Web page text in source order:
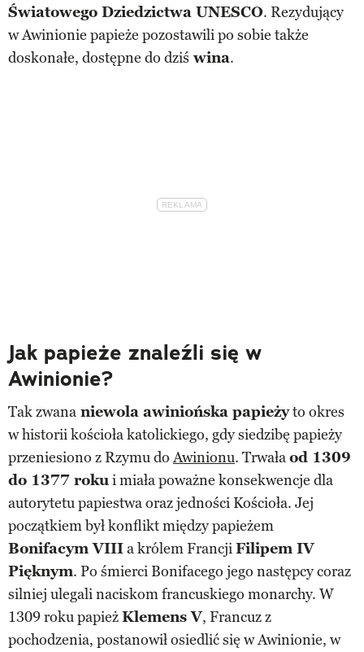
Światowego Dziedzictwa UNESCO. Rezydujący
w Awinionie papieże pozostawili po sobie także
doskonałe, dostępne do dziś wina.
Jak papieże znaleźli się w
Awinionie?
Tak zwana niewola awiniońska papieżyto okres
w historii kościoła katolickiego, gdy siedzibę papieży
przeniesiono z Rzymu doAwinionu. Trwałaod 1309
do 1377 rokui miała poważne konsekwencje dla
autorytetu papiestwa oraz jedności Kościoła. Jej
początkiem był konflikt między papieżem
Bonifacym VIIIa królem FrancjiFilipem IV
Pięknym. Po śmierci Bonifacego jego następcy coraz
silniej ulegali naciskom francuskiego monarchy. W
1309 roku papieżKlemens V, Francuz z
pochodzenia, postanowił osiedlić się w Awinionie, w